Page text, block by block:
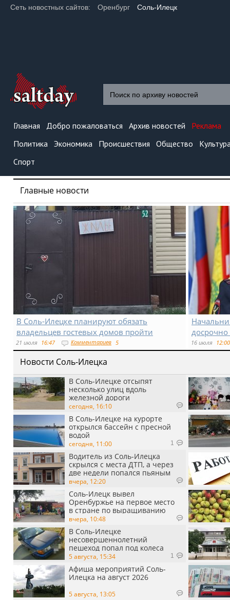
Сеть новостных сайтов: Оренбург Соль-Илецк
Главная Добро пожаловаться Архив новостей
Реклама
Политика Экономика Происшествия Общество
Спорт
Главные новости
В Соль-Илецке планируют обязать
владельцев гостевых домов пройти
классификацию до 2027 года
21 июля 16:47 Комментариев 5 16 июля 12:00
Новости Соль-Илецка
В Соль-Илецке отсыпят
несколько улиц вдоль
железной дороги
сегодня, 16:10
В Соль-Илецке на курорте
открылся бассейн с пресной
водой
сегодня, 11:00 1
Водитель из Соль-Илецка
скрылся с места ДТП, а через
две недели попался пьяным
вчера, 12:20
Соль-Илецк вывел
Оренбуржье на первое место
в стране по выращиванию
арбузов
вчера, 10:48
В Соль-Илецке
несовершеннолетний
пешеход попал под колеса
автомобиля
5 августа, 15:34 1
Афиша мероприятий Соль-
Илецка на август 2026
5 августа, 13:05